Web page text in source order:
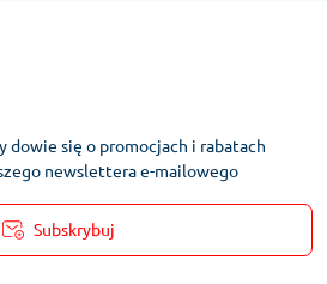
dowie się o promocjach i rabatach
newslettera e-mailowego
Subskrybuj